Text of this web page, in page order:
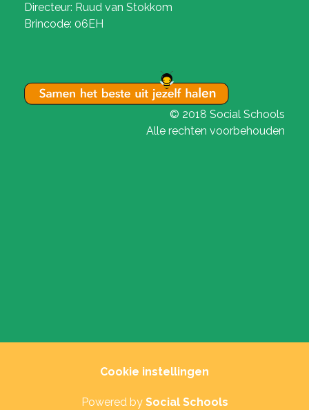
Directeur: Ruud van Stokkom
Brincode: 06EH
© 2018 Social Schools
Alle rechten voorbehouden
Cookie instellingen
Powered by Social Schools